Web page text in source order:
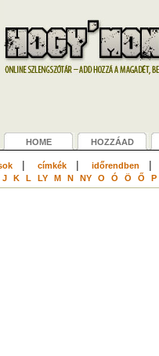
HOME HOZZÁAD
| címkék| időrendben |
J K L LY M N NY O Ó Ö Ő P